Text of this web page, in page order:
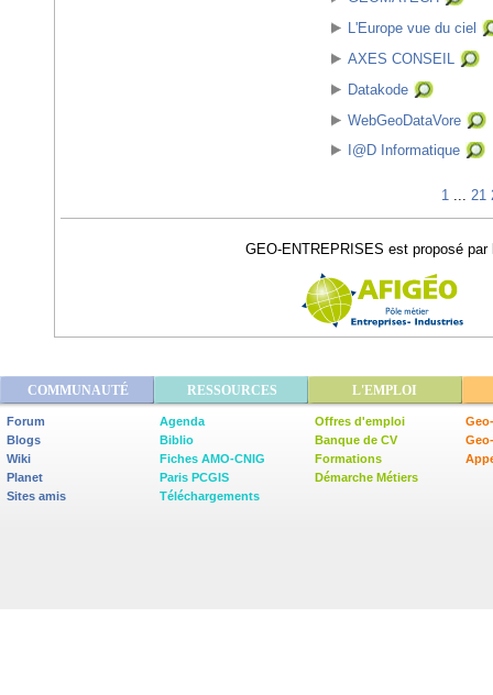
L'Europe vue du ciel
AXES CONSEIL
Datakode
WebGeoDataVore
I@D Informatique
1... 21
GEO-ENTREPRISES est proposé par
COMMUNAUTÉ RESSOURCES L'EMPLOI
Forum
Blogs
Wiki
Planet
Sites amis
Agenda
Biblio
Fiches AMO-CNIG
Paris PCGIS
Téléchargements
Offres d'emploi
Banque de CV
Formations
Démarche Métiers